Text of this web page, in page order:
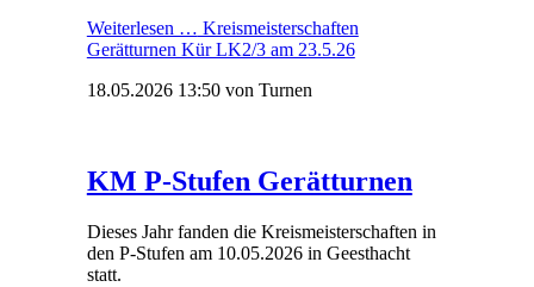
Weiterlesen … Kreismeisterschaften
Gerätturnen Kür LK2/3 am 23.5.26
18.05.2026 13:50von Turnen
KM P-Stufen Gerätturnen
Dieses Jahr fanden die Kreismeisterschaften in
den P-Stufen am 10.05.2026 in Geesthacht
statt.